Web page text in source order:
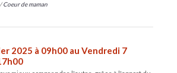
/Coeur de maman
2025 à 09h00 au Vendredi 7